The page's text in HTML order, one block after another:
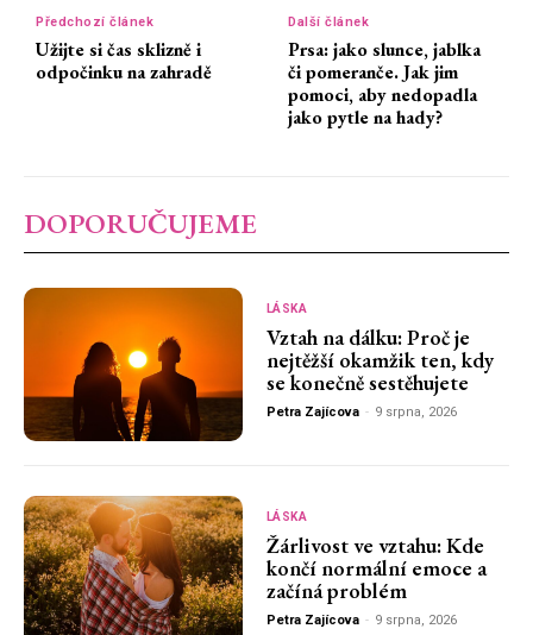
Předchozí článek
Užijte si čas sklizně i
odpočinku na zahradě
Další článek
Prsa: jako slunce, jablka
či pomeranče. Jak jim
pomoci, aby nedopadla
jako pytle na hady?
DOPORUČUJEME
LÁSKA
Vztah na dálku: Proč je
nejtěžší okamžik ten, kdy
se konečně sestěhujete
Petra Zajícova - 9 srpna, 2026
LÁSKA
Žárlivost ve vztahu: Kde
končí normální emoce a
začíná problém
Petra Zajícova - 9 srpna, 2026